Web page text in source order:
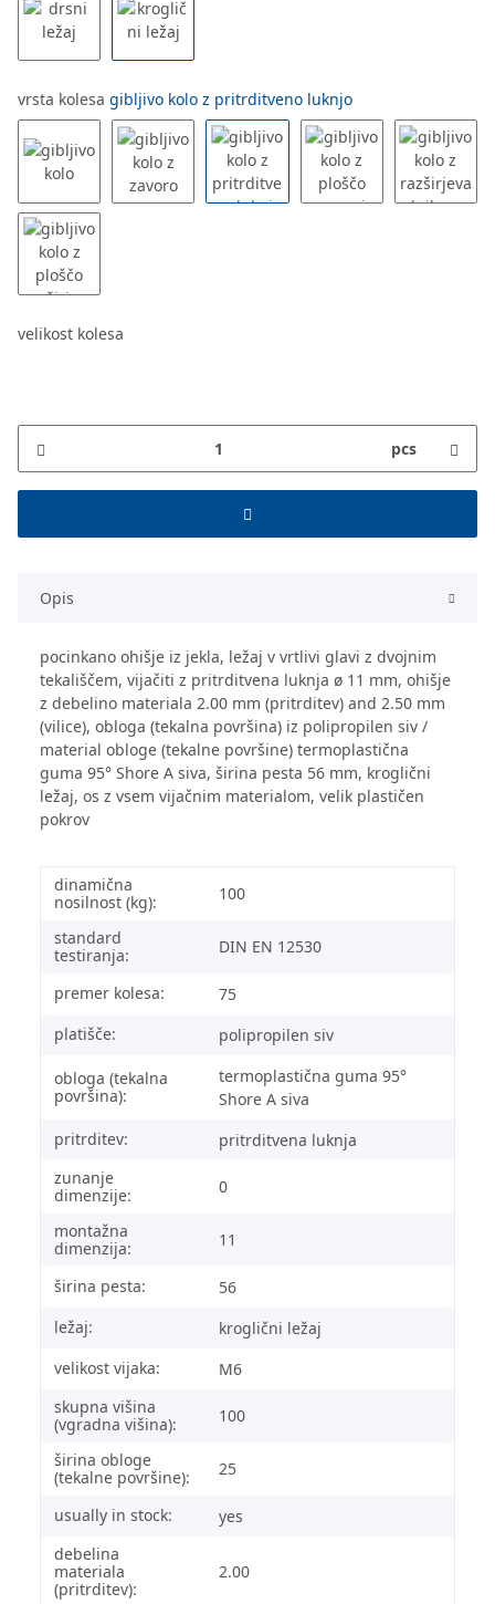
vrsta kolesa gibljivo kolo z pritrditveno luknjo
velikost kolesa
pcs
Opis
pocinkano ohišje iz jekla, ležaj v vrtlivi glavi z dvojnim
tekališčem, vijačiti z pritrditvena luknja ø 11 mm, ohišje
z debelino materiala 2.00 mm (pritrditev) and 2.50 mm
(vilice), obloga (tekalna površina) iz polipropilen siv /
material obloge (tekalne površine) termoplastična
guma 95° Shore A siva, širina pesta 56 mm, kroglični
ležaj, os z vsem vijačnim materialom, velik plastičen
pokrov
dinamična
nosilnost (kg):
100
standard
testiranja:
DIN EN 12530
premer kolesa:
75
platišče:
polipropilen siv
obloga (tekalna
površina):
termoplastična guma 95°
Shore A siva
pritrditev:
pritrditvena luknja
zunanje
dimenzije:
0
montažna
dimenzija:
11
širina pesta:
56
ležaj:
kroglični ležaj
velikost vijaka:
M6
skupna višina
(vgradna višina):
100
širina obloge
(tekalne površine):
25
usually in stock:
yes
debelina
materiala
(pritrditev):
2.00